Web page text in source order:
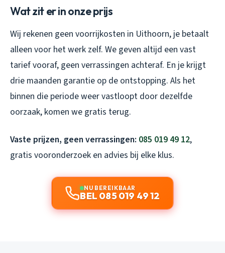
Wat zit er in onze prijs
Wij rekenen geen voorrijkosten in Uithoorn, je betaalt
alleen voor het werk zelf. We geven altijd een vast
tarief vooraf, geen verrassingen achteraf. En je krijgt
drie maanden garantie op de ontstopping. Als het
binnen die periode weer vastloopt door dezelfde
oorzaak, komen we gratis terug.
Vaste prijzen, geen verrassingen: 085 019 49 12,
gratis vooronderzoek en advies bij elke klus.
NU BEREIKBAAR
BEL 085 019 49 12